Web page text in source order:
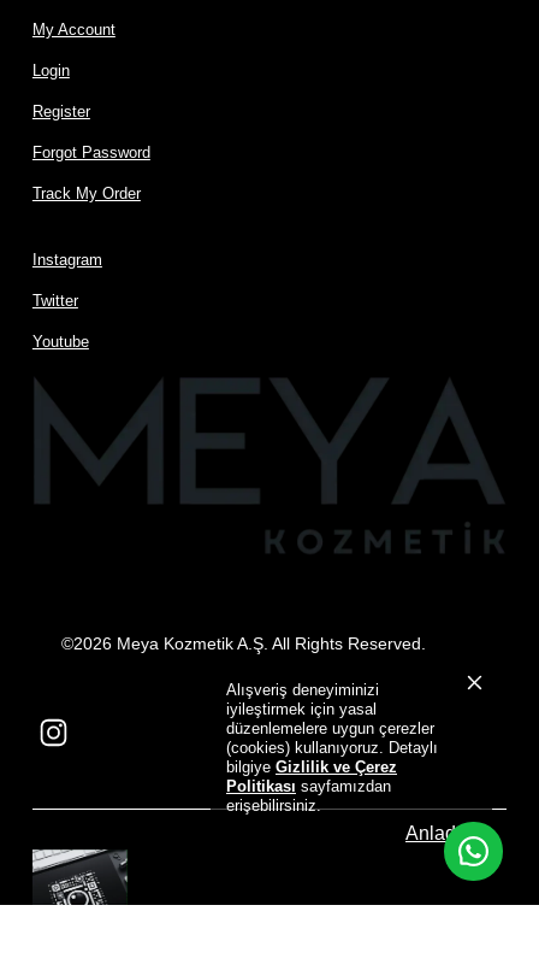
Alışveriş deneyiminizi
iyileştirmek için yasal
düzenlemelere uygun çerezler
(cookies) kullanıyoruz. Detaylı
bilgiye Gizlilik ve Çerez
Politikası sayfamızdan
erişebilirsiniz.
Anladım
My Account
Login
Register
Forgot Password
Track My Order
Instagram
Twitter
Youtube
©2026 Meya Kozmetik A.Ş. All Rights Reserved.